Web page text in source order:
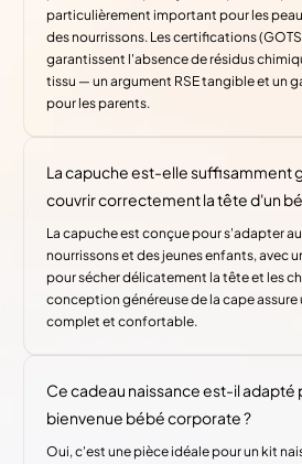
particulièrement important pour les
des nourrissons. Les certifications
garantissent l'absence de résidus
tissu — un argument RSE tangible et un
pour les parents.
La capuche est-elle suffisamment
couvrir correctement la tête d'un
La capuche est conçue pour s'adapter
nourrissons et des jeunes enfants, avec
pour sécher délicatement la tête et les
conception généreuse de la cape
complet et confortable.
Ce cadeau naissance est-il adapté
bienvenue bébé corporate ?
Oui, c'est une pièce idéale pour un kit